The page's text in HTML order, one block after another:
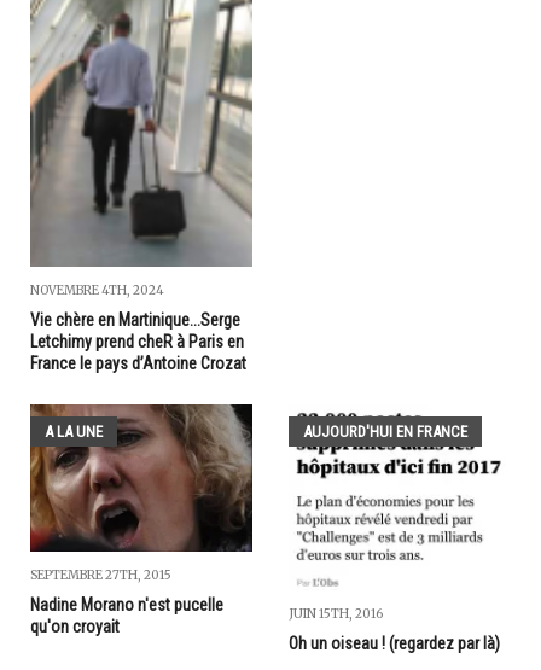
NOVEMBRE 4TH, 2024
Vie chère en Martinique...Serge
Letchimy prend cheR à Paris en
France le pays d’Antoine Crozat
A LA UNE
SEPTEMBRE 27TH, 2015
Nadine Morano n'est pucelle
qu'on croyait
AUJOURD'HUI EN FRANCE
JUIN 15TH, 2016
Oh un oiseau ! (regardez par là)